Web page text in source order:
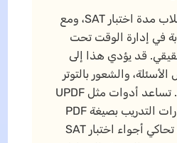
يعرف الكثير من الطلاب مدة اختبار SAT، ومع
في إدارة الوقت تحت
قد يؤدي هذا إلى
والشعور بالتوتر
في لحظات حاسمة. تساعد أدوات مثل UPDF
AI على تحويل اختبارات التدريب بصيغة PDF
إلى اختبارات موقّتة تحاكي أجواء اختبار SAT